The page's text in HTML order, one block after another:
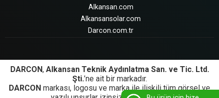
Alkansan.com
Alkansansolar.com
Darcon.com.tr
DARCON, Alkansan Teknik Aydınlatma San. ve Tic. Ltd.
Şti.’ne ait bir markadır.
DARCON markası, logosu ve marka ile ilişkili tüm görsel ve